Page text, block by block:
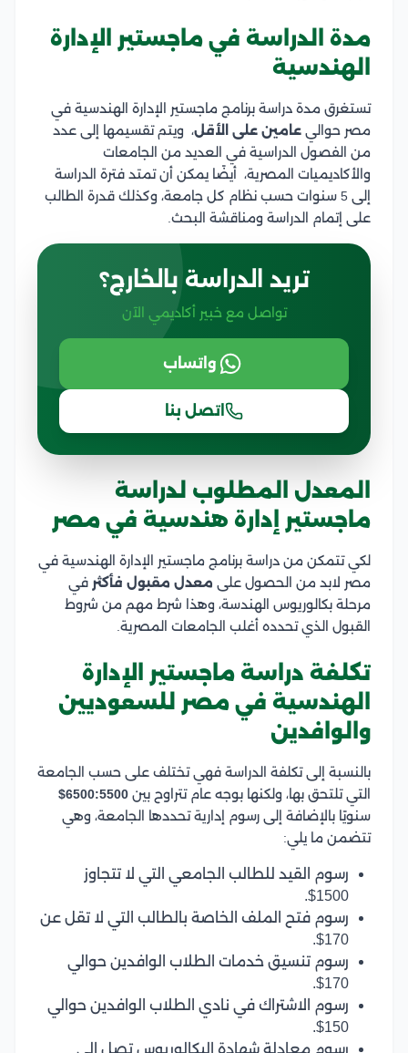
مدة الدراسة في ماجستير الإدارة
الهندسية
تستغرق مدة دراسة برنامج ماجستير الإدارة الهندسية في
مصر حوالي عامين على الأقل، ويتم تقسيمها إلى عدد
من الفصول الدراسية في العديد من الجامعات
والأكاديميات المصرية، أيضًا يمكن أن تمتد فترة الدراسة
إلى 5 سنوات حسب نظام كل جامعة، وكذلك قدرة الطالب
على إتمام الدراسة ومناقشة البحث.
تريد الدراسة بالخارج؟
تواصل مع خبير أكاديمي الآن
واتساب
اتصل بنا
المعدل المطلوب لدراسة
ماجستير إدارة هندسية في مصر
لكي تتمكن من دراسة برنامج ماجستير الإدارة الهندسية في
مصر لابد من الحصول على معدل مقبول فأكثر في
مرحلة بكالوريوس الهندسة، وهذا شرط مهم من شروط
القبول الذي تحدده أغلب الجامعات المصرية.
تكلفة دراسة ماجستير الإدارة
الهندسية في مصر للسعوديين
والوافدين
بالنسبة إلى تكلفة الدراسة فهي تختلف على حسب الجامعة
التي تلتحق بها، ولكنها بوجه عام تتراوح بين 6500:5500$
سنويًا بالإضافة إلى رسوم إدارية تحددها الجامعة، وهي
تتضمن ما يلي:
رسوم القيد للطالب الجامعي التي لا تتجاوز
1500$.
رسوم فتح الملف الخاصة بالطالب التي لا تقل عن
170$.
رسوم تنسيق خدمات الطلاب الوافدين حوالي
170$.
رسوم الاشتراك في نادي الطلاب الوافدين حوالي
150$.
رسوم معادلة شهادة البكالوريوس تصل إلى